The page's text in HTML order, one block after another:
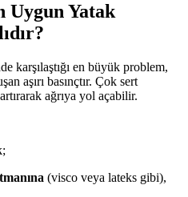
Uygun Yatak
karşılaştığı en büyük problem,
aşırı basınçtır. Çok sert
ağrıya yol açabilir.
(visco veya lateks gibi),